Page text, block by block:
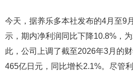
今天，据养乐多本社发布的4月至9
示，期内净利润同比下降10.8%，
此，公司上调了截至2026年3月的
465亿日元，同比增长2.1%。尽管